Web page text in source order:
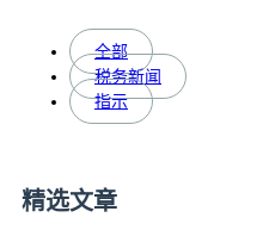
全部
税务新闻
指示
精选文章